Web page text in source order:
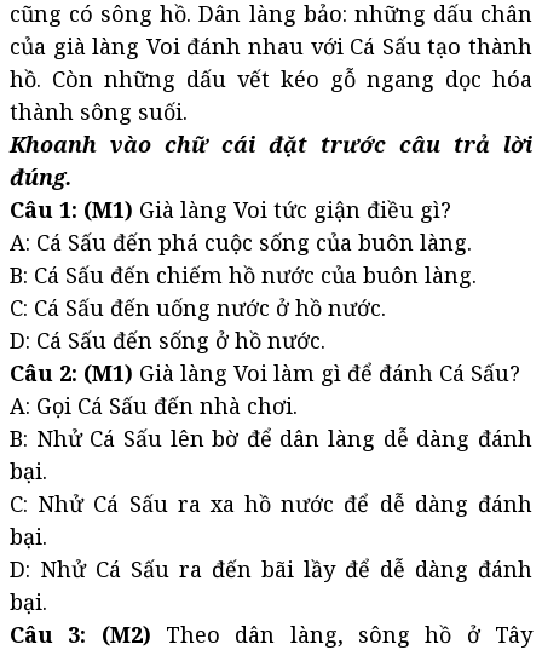
cũng có sông hồ. Dân làng bảo: những dấu chân
của già làng Voi đánh nhau với Cá Sấu tạo thành
hồ. Còn những dấu vết kéo gỗ ngang dọc hóa
thành sông suối.
Khoanh vào chữ cái đặt trước câu trả lời
đúng.
Câu 1: (M1) Già làng Voi tức giận điều gì?
A: Cá Sấu đến phá cuộc sống của buôn làng.
B: Cá Sấu đến chiếm hồ nước của buôn làng.
C: Cá Sấu đến uống nước ở hồ nước.
D: Cá Sấu đến sống ở hồ nước.
Câu 2: (M1) Già làng Voi làm gì để đánh Cá Sấu?
A: Gọi Cá Sấu đến nhà chơi.
B: Nhử Cá Sấu lên bờ để dân làng dễ dàng đánh
bại.
C: Nhử Cá Sấu ra xa hồ nước để dễ dàng đánh
bại.
D: Nhử Cá Sấu ra đến bãi lầy để dễ dàng đánh
bại.
Câu 3: (M2) Theo dân làng, sông hồ ở Tây